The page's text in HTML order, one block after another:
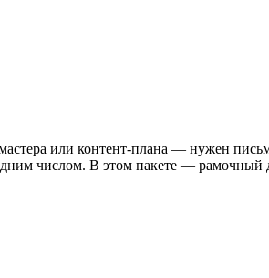
или контент-плана — нужен
числом. В этом пакете — рамочный